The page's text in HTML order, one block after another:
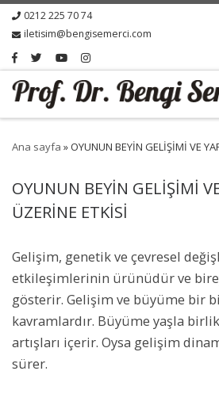
0212 225 70 74
iletisim@bengisemerci.com
Ana sayfa »OYUNUN BEYİN GELİŞİMİ VE
OYUNUN BEYİN GELİŞİMİ
ÜZERİNE ETKİSİ
Gelişim, genetik ve çevresel
etkileşimlerinin ürünüdür ve
gösterir. Gelişim ve büyüme bir
kavramlardır. Büyüme yaşla
artışları içerir. Oysa gelişim
sürer.